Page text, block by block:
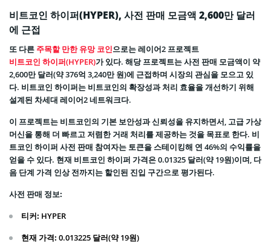
비트코인 하이퍼(HYPER), 사전 판매 모금액 2,600만 달러
에 근접
또 다른 주목할 만한 유망 코인으로는 레이어2 프로젝트
비트코인 하이퍼(HYPER)가 있다. 해당 프로젝트는 사전 판매 모금액이 약
2,600만 달러(약 376억 3,240만 원)에 근접하며 시장의 관심을 모으고 있
다. 비트코인 하이퍼는 비트코인의 확장성과 처리 효율을 개선하기 위해
설계된 차세대 레이어2 네트워크다.
이 프로젝트는 비트코인의 기본 보안성과 신뢰성을 유지하면서, 고급 가상
머신을 통해 더 빠르고 저렴한 거래 처리를 제공하는 것을 목표로 한다. 비
트코인 하이퍼 사전 판매 참여자는 토큰을 스테이킹해 연 46%의 수익률을
얻을 수 있다. 현재 비트코인 하이퍼 가격은 0.01325 달러(약 19원)이며, 다
음 단계 가격 인상 전까지는 할인된 진입 구간으로 평가된다.
사전 판매 정보:
티커: HYPER
현재 가격: 0.013225 달러(약 19원)